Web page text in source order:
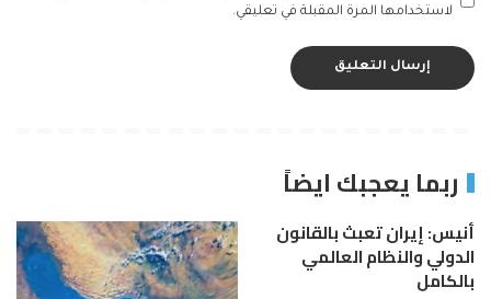
لاستخدامها المرة المقبلة في تعليقي.
ربما يعجبك ايضاً
أنيس: إيران تعبث بالقانون
الدولي والنظام العالمي
بالكامل